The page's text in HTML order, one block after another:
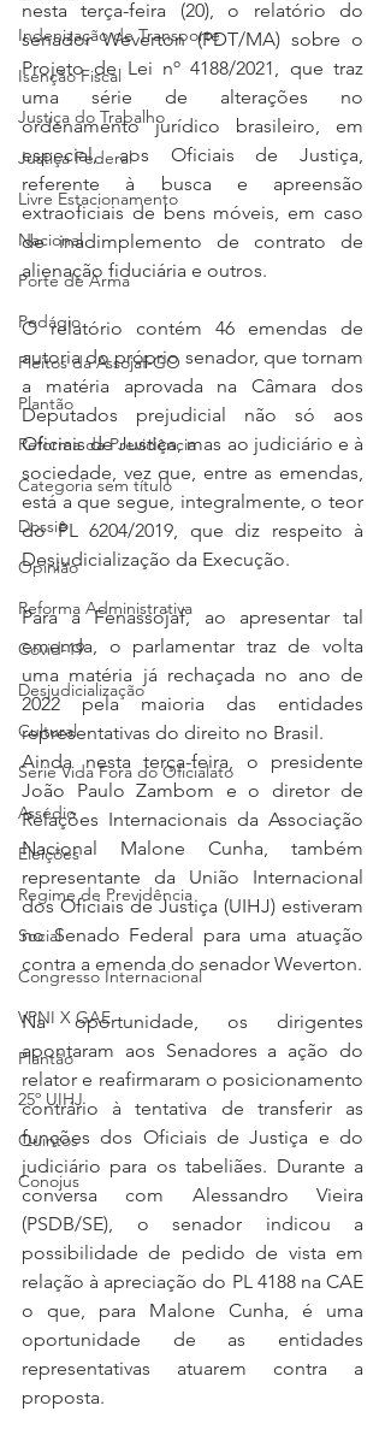
Indenização de Transporte
Isenção Fiscal
Justiça do Trabalho
Justiça Federal
Livre Estacionamento
Nacional
Porte de Arma
Pedágio
Pleitos da Assojaf-GO
Plantão
Reforma da Previdência
Categoria sem título
Dossiê
Opinião
Reforma Administrativa
Covid-19
Desjudicialização
Cultural
Serie Vida Fora do Oficialato
Assédio
Eleições
Regime de Previdência
Social
Congresso Internacional
VPNI X GAE
Plantão
25º UIHJ
Quintos
Conojus
nesta terça-feira (20), o relatório do
senador Weverton (PDT/MA) sobre o
Projeto de Lei nº 4188/2021, que traz
uma série de alterações no
ordenamento jurídico brasileiro, em
especial, aos Oficiais de Justiça,
referente à busca e apreensão
extraoficiais de bens móveis, em caso
de inadimplemento de contrato de
alienação fiduciária e outros.
O relatório contém 46 emendas de
autoria do próprio senador, que tornam
a matéria aprovada na Câmara dos
Deputados prejudicial não só aos
Oficiais de Justiça, mas ao judiciário e à
sociedade, vez que, entre as emendas,
está a que segue, integralmente, o teor
do PL 6204/2019, que diz respeito à
Desjudicialização da Execução.
Para a Fenassojaf, ao apresentar tal
emenda, o parlamentar traz de volta
uma matéria já rechaçada no ano de
2022 pela maioria das entidades
representativas do direito no Brasil.
Ainda nesta terça-feira, o presidente
João Paulo Zambom e o diretor de
Relações Internacionais da Associação
Nacional Malone Cunha, também
representante da União Internacional
dos Oficiais de Justiça (UIHJ) estiveram
no Senado Federal para uma atuação
contra a emenda do senador Weverton.
Na oportunidade, os dirigentes
apontaram aos Senadores a ação do
relator e reafirmaram o posicionamento
contrário à tentativa de transferir as
funções dos Oficiais de Justiça e do
judiciário para os tabeliães. Durante a
conversa com Alessandro Vieira
(PSDB/SE), o senador indicou a
possibilidade de pedido de vista em
relação à apreciação do PL 4188 na CAE
o que, para Malone Cunha, é uma
oportunidade de as entidades
representativas atuarem contra a
proposta.